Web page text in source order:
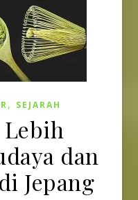
, SEJARAH
dan
Jepang